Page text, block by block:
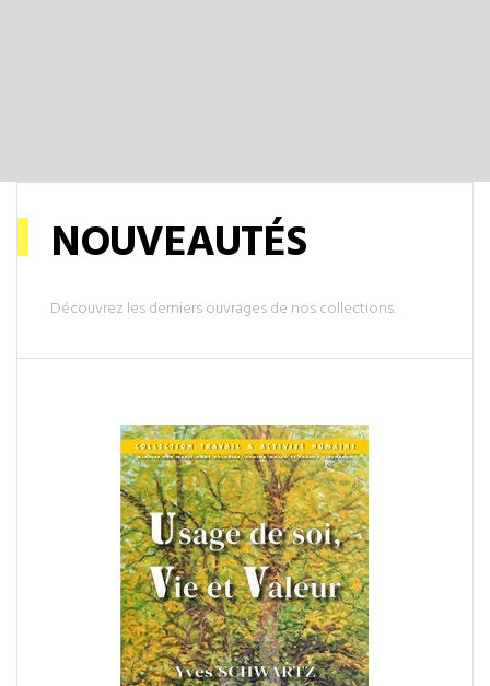
Voir l'ouvrage
NOUVEAUTÉS
Découvrez les derniers ouvrages de nos collections.